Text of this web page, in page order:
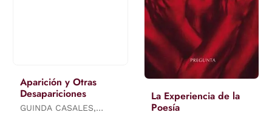
Aparición y Otras
Desapariciones
GUINDA CASALES,
La Experiencia de la
Poesía